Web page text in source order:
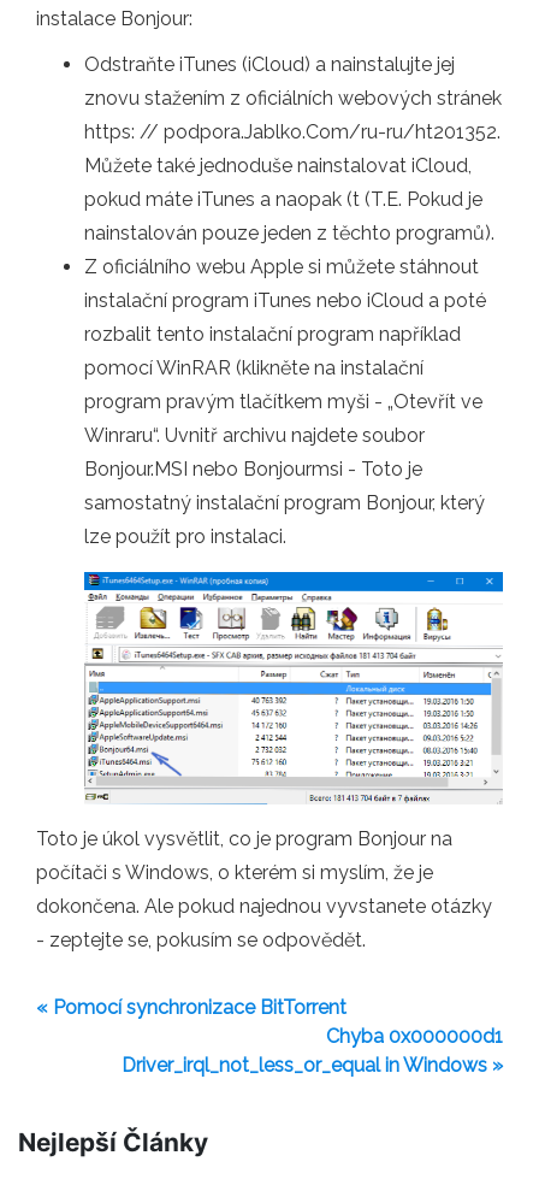
instalace Bonjour:
Odstraňte iTunes (iCloud) a nainstalujte jej
znovu stažením z oficiálních webových stránek
https: // podpora.Jablko.Com/ru-ru/ht201352.
Můžete také jednoduše nainstalovat iCloud,
pokud máte iTunes a naopak (t (T.E. Pokud je
nainstalován pouze jeden z těchto programů).
Z oficiálního webu Apple si můžete stáhnout
instalační program iTunes nebo iCloud a poté
rozbalit tento instalační program například
pomocí WinRAR (klikněte na instalační
program pravým tlačítkem myši - „Otevřít ve
Winraru“. Uvnitř archivu najdete soubor
Bonjour.MSI nebo Bonjourmsi - Toto je
samostatný instalační program Bonjour, který
lze použít pro instalaci.
Toto je úkol vysvětlit, co je program Bonjour na
počítači s Windows, o kterém si myslím, že je
dokončena. Ale pokud najednou vyvstanete otázky
- zeptejte se, pokusím se odpovědět.
« Pomocí synchronizace BitTorrent
Chyba 0x000000d1
Driver_irql_not_less_or_equal in Windows »
Nejlepší Články